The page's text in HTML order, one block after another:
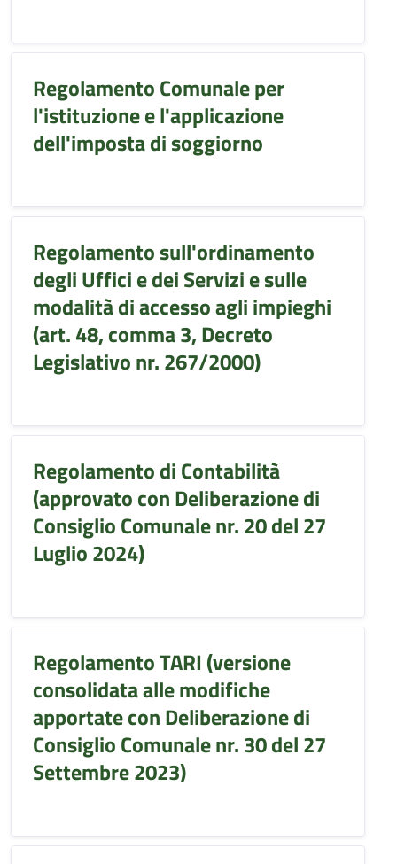
Regolamento Comunale per
l'istituzione e l'applicazione
dell'imposta di soggiorno
Regolamento sull'ordinamento
degli Uffici e dei Servizi e sulle
modalità di accesso agli impieghi
(art. 48, comma 3, Decreto
Legislativo nr. 267/2000)
Regolamento di Contabilità
(approvato con Deliberazione di
Consiglio Comunale nr. 20 del 27
Luglio 2024)
Regolamento TARI (versione
consolidata alle modifiche
apportate con Deliberazione di
Consiglio Comunale nr. 30 del 27
Settembre 2023)